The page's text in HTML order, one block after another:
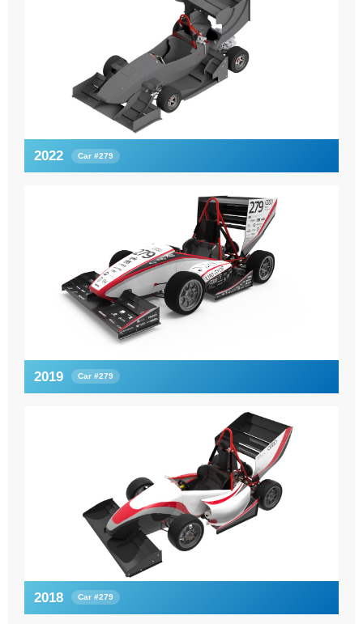
2022 Car #279
2019 Car #279
2018 Car #279